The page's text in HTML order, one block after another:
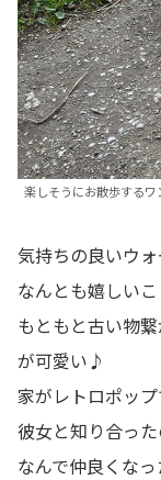
楽しそうにお散歩するワ
気持ちの良いウォ
なんとも嬉しい
もともと古い物
が可愛い♪
家がレトロポップ
彼女と知り合った
なんで仲良くな